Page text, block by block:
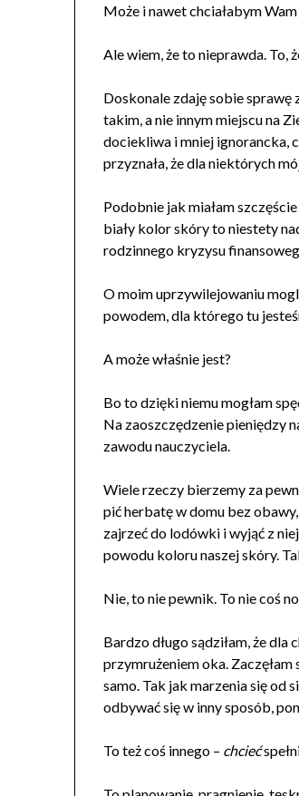
Może i nawet chciałabym Wam
Ale wiem, że to nieprawda. To,
Doskonale zdaję sobie sprawę
takim, a nie innym miejscu na
dociekliwa i mniej ignorancka,
przyznała, że dla niektórych
Podobnie jak miałam
biały kolor skóry to niestety
rodzinnego kryzysu
O moim uprzywilejowaniu
powodem, dla którego tu
A może właśnie jest?
Bo to dzięki niemu mogłam
Na zaoszczędzenie pieniędzy
zawodu nauczyciela.
Wiele rzeczy bierzemy za
pić herbatę w domu bez
zajrzeć do lodówki i wyjąć z
powodu koloru naszej skóry.
Nie, to nie pewnik. To nie coś
Bardzo długo sądziłam, że
przymrużeniem oka.
samo. Tak jak marzenia się od
odbywać się w inny sposób,
To też coś innego – chcieć